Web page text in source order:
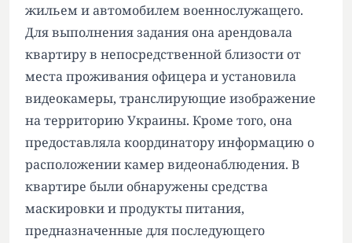
жильем и автомобилем военнослужащего.
Для выполнения задания она арендовала
квартиру в непосредственной близости от
места проживания офицера и установила
видеокамеры, транслирующие изображение
на территорию Украины. Кроме того, она
предоставляла координатору информацию о
расположении камер видеонаблюдения. В
квартире были обнаружены средства
маскировки и продукты питания,
предназначенные для последующего